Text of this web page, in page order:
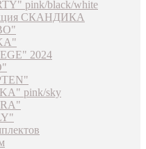
pink/black/white
СКАНДИКА
2024
pink/sky